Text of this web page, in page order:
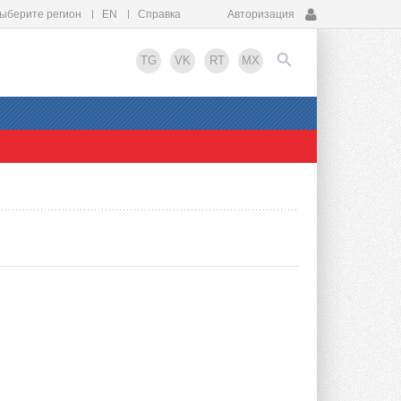
регион EN Справка Авторизация
TG VK RT MX